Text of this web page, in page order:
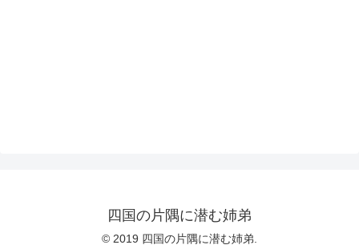
四国の片隅に潜む姉弟
© 2019 四国の片隅に潜む姉弟.